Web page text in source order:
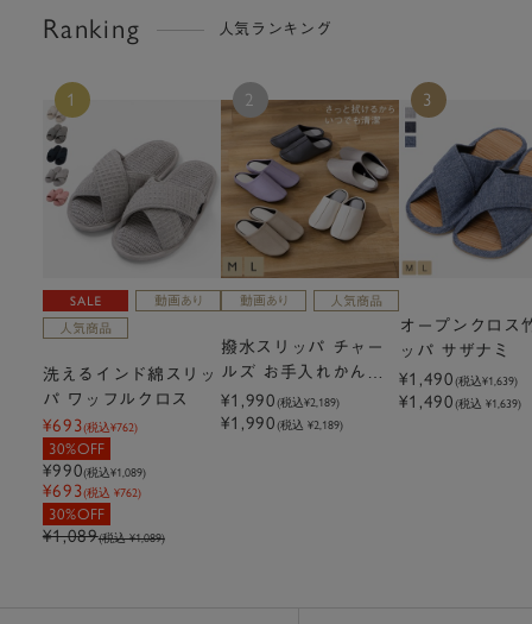
Ranking 人気ランキング
1
洗えるインド綿スリッ
パ ワッフルクロス
¥693(税込¥762)
30%OFF
¥990(税込¥1,089)
¥693(税込 ¥762)
30%OFF
¥1,089(税込 ¥1,089)
2
撥水スリッパ チャー
ルズ お手入れかんた
んマーニー
¥1,990(税込¥2,189)
¥1,990(税込 ¥2,189)
3
オープンクロス
ッパ サザナミ
¥1,490(税込¥1,639)
¥1,490(税込 ¥1,639)